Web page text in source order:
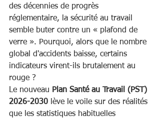
des décennies de progrès
réglementaire, la sécurité au travail
semble buter contre un « plafond de
verre ». Pourquoi, alors que le nombre
global d'accidents baisse, certains
indicateurs virent-ils brutalement au
rouge ?
Le nouveau Plan Santé au Travail (PST)
2026-2030 lève le voile sur des réalités
que les statistiques habituelles